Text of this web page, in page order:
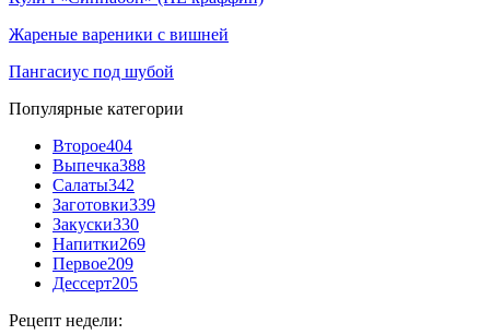
Жареные вареники с вишней
Пангасиус под шубой
Популярные категории
Второе404
Выпечка388
Салаты342
Заготовки339
Закуски330
Напитки269
Первое209
Дессерт205
Рецепт недели: